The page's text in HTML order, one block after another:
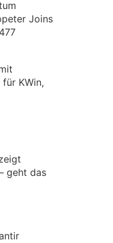
Joins
für KWin,
geht das